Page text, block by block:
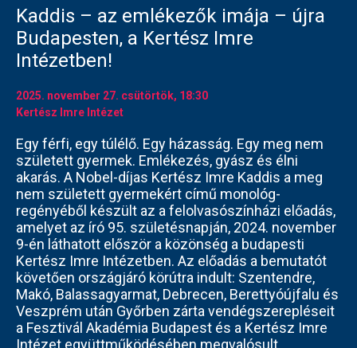
Kaddis – az emlékezők imája – újra
Budapesten, a Kertész Imre
Intézetben!
2025. november 27. csütörtök, 18:30
Kertész Imre Intézet
Egy férfi, egy túlélő. Egy házasság. Egy meg nem
született gyermek. Emlékezés, gyász és élni
akarás. A Nobel-díjas Kertész Imre Kaddis a meg
nem született gyermekért című monológ-
regényéből készült az a felolvasószínházi előadás,
amelyet az író 95. születésnapján, 2024. november
9-én láthatott először a közönség a budapesti
Kertész Imre Intézetben. Az előadás a bemutatót
követően országjáró körútra indult: Szentendre,
Makó, Balassagyarmat, Debrecen, Berettyóújfalu és
Veszprém után Győrben zárta vendégszerepléseit
a Fesztivál Akadémia Budapest és a Kertész Imre